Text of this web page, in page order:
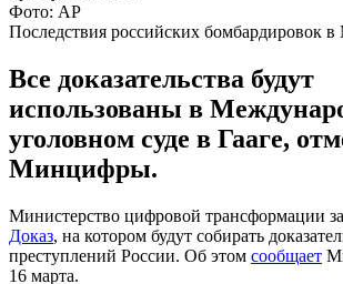
Фото: АР
Последствия российских бомбардировок
Все доказательства будут
использованы в
уголовном суде в Гааге,
Минцифры.
Министерство цифровой трансформации
Доказ, на котором будут собирать
преступлений России. Об этом сообщает
16 марта.